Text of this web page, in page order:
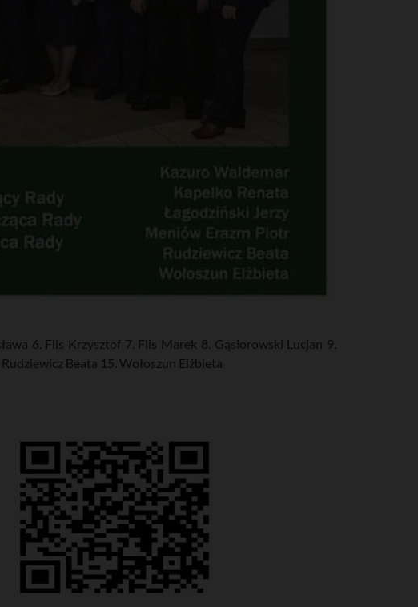
6. Flis Krzysztof 7. Flis Marek 8. Gąsiorowski Lucjan 9.
Beata 15. Wołoszun Elżbieta